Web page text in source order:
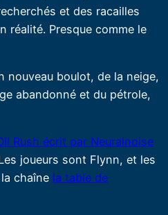
et des racailles
réalité. Presque comme le
nouveau boulot, de la neige,
abandonné et du pétrole,
Rush écrit par Neuralnoise
joueurs sont Flynn, et les
chaîne la table de